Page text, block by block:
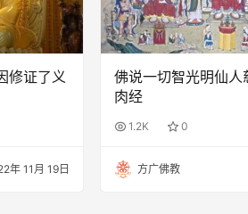
修证了义
年 11月 19日
佛说一切智光明仙人
肉经
1.2K 0
方广佛教